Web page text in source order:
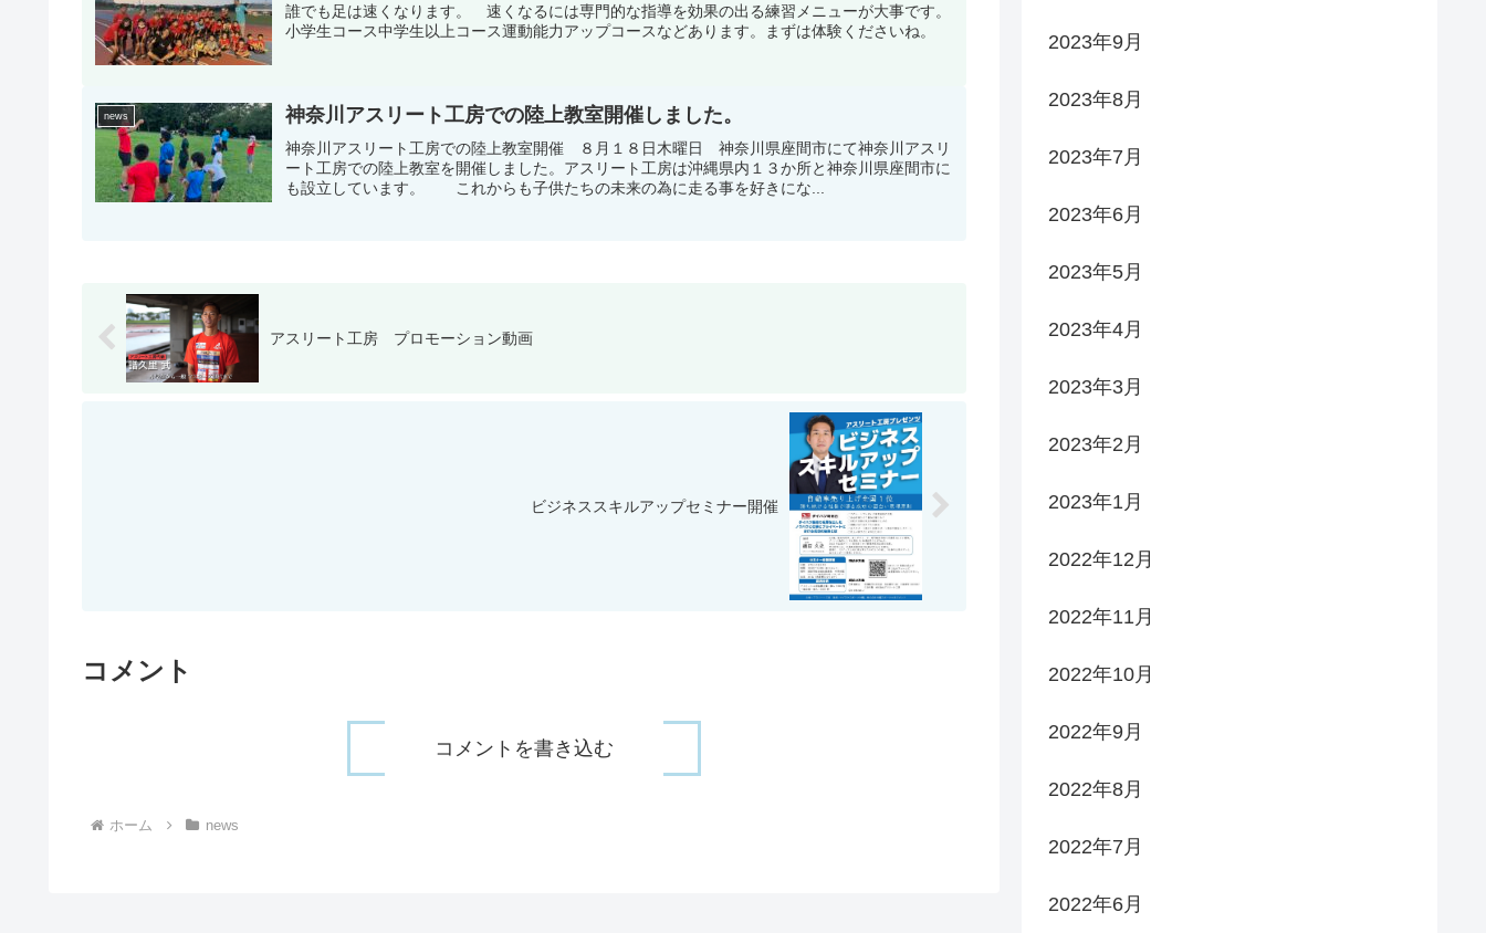
誰でも足は速くなります。 速くなるには専門的な指導を効果の出る練習メニューが大事です。
小学生コース中学生以上コース運動能力アップコースなどあります。まずは体験くださいね。
news 神奈川アスリート工房での陸上教室開催しました。
神奈川アスリート工房での陸上教室開催 ８月１８日木曜日 神奈川県座間市にて神奈川アスリ
ート工房での陸上教室を開催しました。アスリート工房は沖縄県内１３か所と神奈川県座間市に
も設立しています。 これからも子供たちの未来の為に走る事を好きにな...
アスリート工房 プロモーション動画
ビジネススキルアップセミナー開催
コメント
コメントを書き込む
ホーム news
2023年9月
2023年8月
2023年7月
2023年6月
2023年5月
2023年4月
2023年3月
2023年2月
2023年1月
2022年12月
2022年11月
2022年10月
2022年9月
2022年8月
2022年7月
2022年6月